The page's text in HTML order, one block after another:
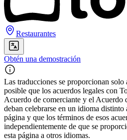
Restaurantes
Obtén una demostración
Las traducciones se proporcionan solo
posible que los acuerdos legales con
Acuerdo de comerciante y el Acuerdo
deban celebrarse en un idioma distinto
página y que los términos de esos
independientemente de que se
esta página a otros idiomas.